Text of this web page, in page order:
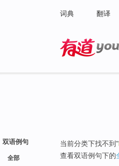
词典 翻译
双语例句
全部
当前分类下找不到"
查看双语例句下的